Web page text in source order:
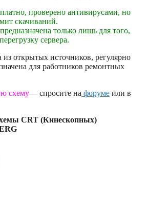
проверено антивирусами, но
скачиваний.
только лишь для того,
сервера.
открытых источников, регулярно
для работников ремонтных
схему— спросите на форуме или в
CRT (Кинескопных)